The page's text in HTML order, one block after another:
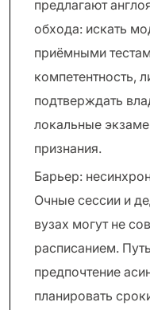
предлагают
обхода: искать
приёмными
компетентность,
подтверждать
локальные
признания.
Барьер:
Очные сессии и
вузах могут не
расписанием.
предпочтение
планировать